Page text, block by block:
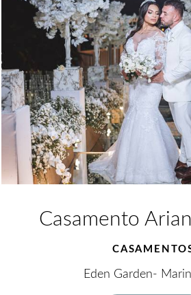
Eden Garden-